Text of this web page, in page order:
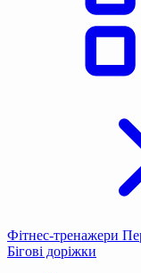
Фітнес-тренажери
Бігові доріжки